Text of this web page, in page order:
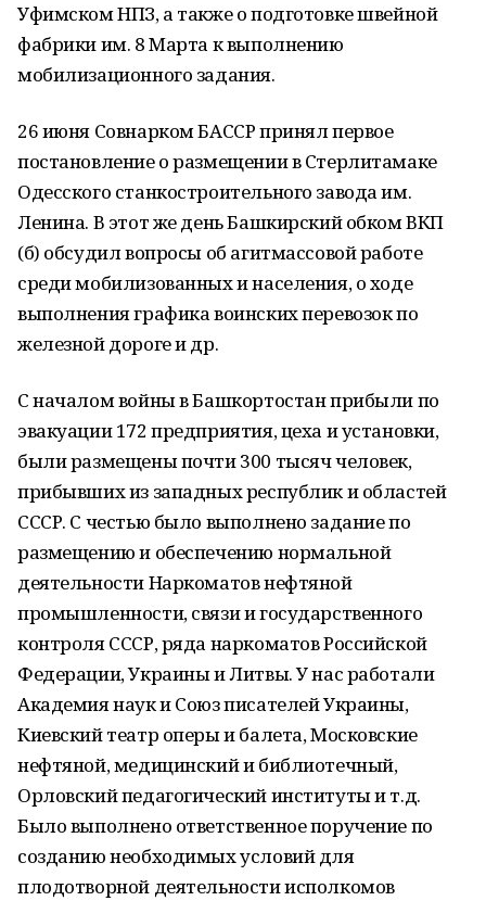
Уфимском НПЗ, а также о подготовке швейной
фабрики им. 8 Марта к выполнению
мобилизационного задания.
26 июня Совнарком БАССР принял первое
постановление о размещении в Стерлитамаке
Одесского станкостроительного завода им.
Ленина. В этот же день Башкирский обком ВКП
(б) обсудил вопросы об агитмассовой работе
среди мобилизованных и населения, о ходе
выполнения графика воинских перевозок по
железной дороге и др.
С началом войны в Башкортостан прибыли по
эвакуации 172 предприятия, цеха и установки,
были размещены почти 300 тысяч человек,
прибывших из западных республик и областей
СССР. С честью было выполнено задание по
размещению и обеспечению нормальной
деятельности Наркоматов нефтяной
промышленности, связи и государственного
контроля СССР, ряда наркоматов Российской
Федерации, Украины и Литвы. У нас работали
Академия наук и Союз писателей Украины,
Киевский театр оперы и балета, Московские
нефтяной, медицинский и библиотечный,
Орловский педагогический институты и т.д.
Было выполнено ответственное поручение по
созданию необходимых условий для
плодотворной деятельности исполкомов